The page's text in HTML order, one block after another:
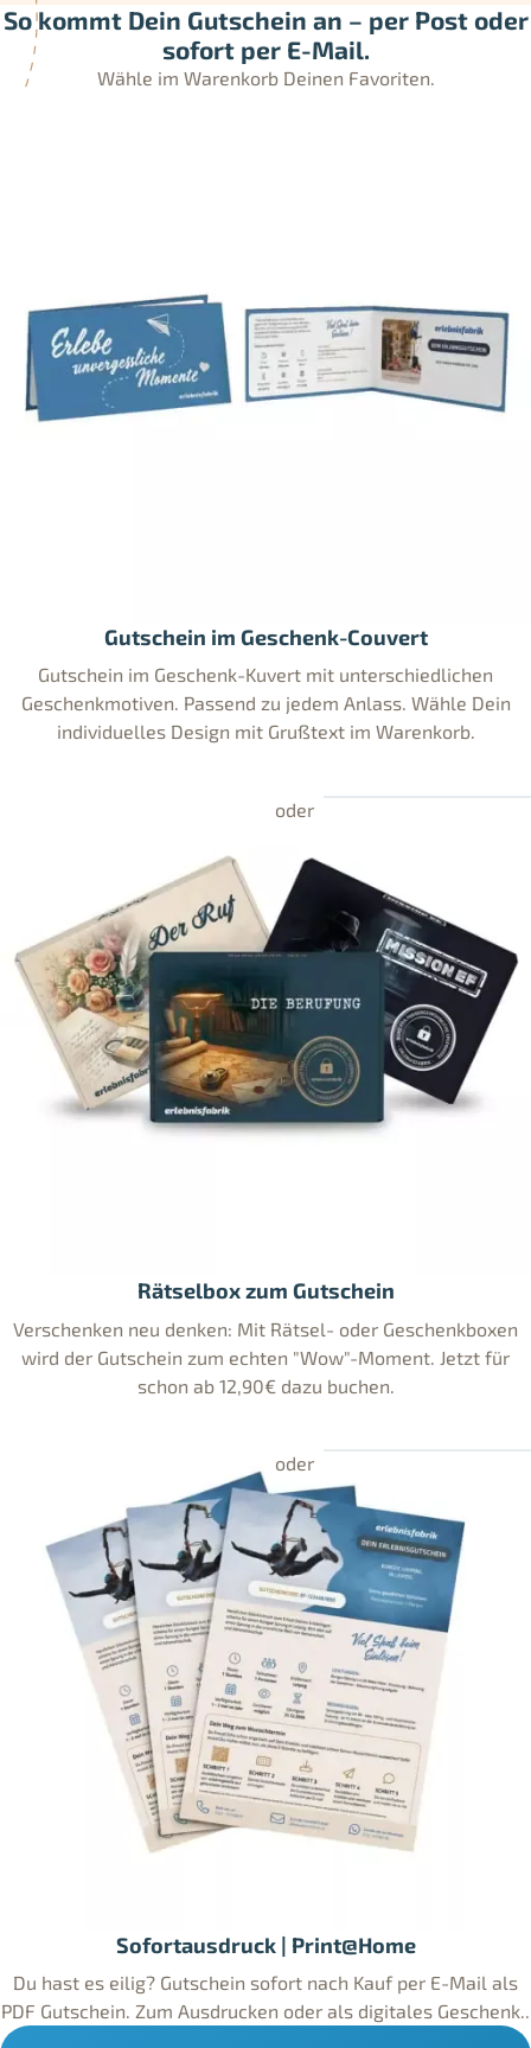
So kommt Dein Gutschein an – per Post oder
sofort per E-Mail.
Wähle im Warenkorb Deinen Favoriten.
Gutschein im Geschenk-Couvert
Gutschein im Geschenk-Kuvert mit unterschiedlichen
Geschenkmotiven. Passend zu jedem Anlass. Wähle Dein
individuelles Design mit Grußtext im Warenkorb.
Rätselbox zum Gutschein
Verschenken neu denken: Mit Rätsel- oder Geschenkboxen
wird der Gutschein zum echten "Wow"-Moment. Jetzt für
schon ab 12,90€ dazu buchen.
Sofortausdruck | Print@Home
Du hast es eilig? Gutschein sofort nach Kauf per E-Mail als
PDF Gutschein. Zum Ausdrucken oder als digitales Geschenk..